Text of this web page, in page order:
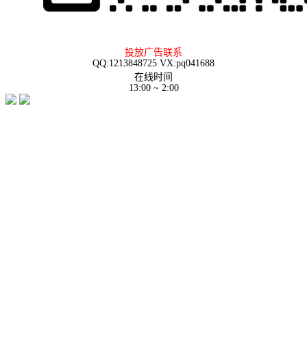
投放广告联系
QQ:1213848725 VX:pq041688
在线时间
13:00 ~ 2:00